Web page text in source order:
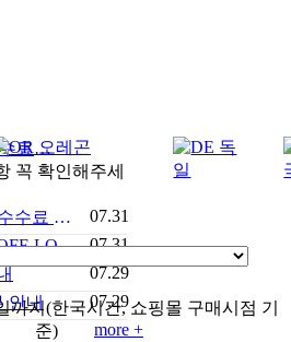
중국(WH)센터 합배송 수수료 안내
꼭 확인해주세
중국(WH)센터 합배송 수수료 안내
07.31
8/1 입항 미국(NJ)센터 OFF-LOAD 안내
07.31
07.29
안내
07.29
more +
까지(한국시간, 쇼핑몰 구매시점 기
준)